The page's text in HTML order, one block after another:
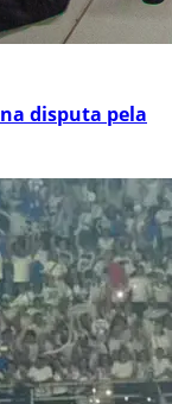
disputa pela